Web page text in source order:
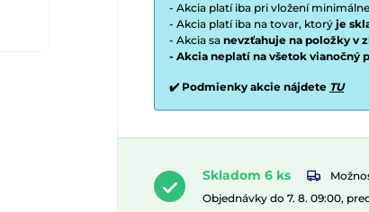
- Akcia platí iba pri vložení
- Akcia platí iba na tovar, ktorý je
- Akcia sa nevzťahuje na položky v
- Akcia neplatí na všetok vianočný
✔️ Podmienky akcie nájdete TU
Skladom 6 ks
Objednávky do 7. 8. 09:00,